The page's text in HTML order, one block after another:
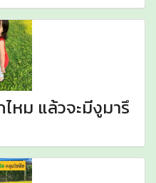
หม แล้วจะมีงูมารึ